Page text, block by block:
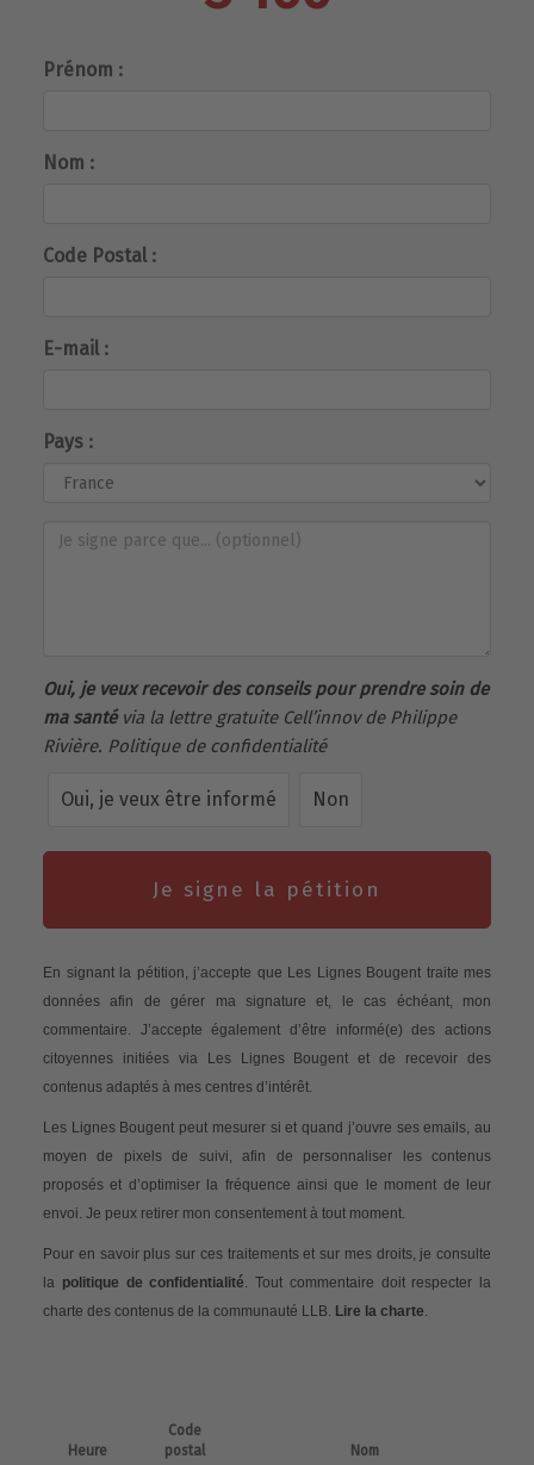
Prénom :
Nom :
Code Postal :
E-mail :
Pays :
Oui, je veux recevoir des conseils pour prendre soin de
ma santévia la lettre gratuite Cell’innov de Philippe
Rivière. Politique de confidentialité
Oui, je veux être informé Non
Je signe la pétition
En signant la pétition, j’accepte que Les Lignes Bougent traite mes
données afin de gérer ma signature et, le cas échéant, mon
commentaire. J’accepte également d’être informé(e) des actions
citoyennes initiées via Les Lignes Bougent et de recevoir des
contenus adaptés à mes centres d’intérêt.
Les Lignes Bougent peut mesurer si et quand j’ouvre ses emails, au
moyen de pixels de suivi, afin de personnaliser les contenus
proposés et d’optimiser la fréquence ainsi que le moment de leur
envoi. Je peux retirer mon consentement à tout moment.
Pour en savoir plus sur ces traitements et sur mes droits, je consulte
la politique de confidentialité. Tout commentaire doit respecter la
charte des contenus de la communauté LLB. Lire la charte.
Heure
Code
postal
Nom